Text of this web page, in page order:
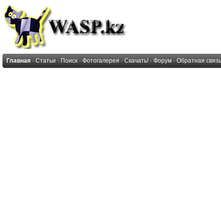
Главная · Статьи · Поиск · Фотогалерея · Скачать! · Форум · Обратная связь